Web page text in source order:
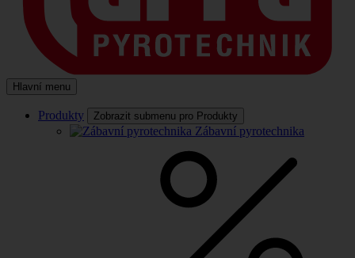
Hlavní menu
Produkty Zobrazit submenu pro Produkty
Zábavní pyrotechnika